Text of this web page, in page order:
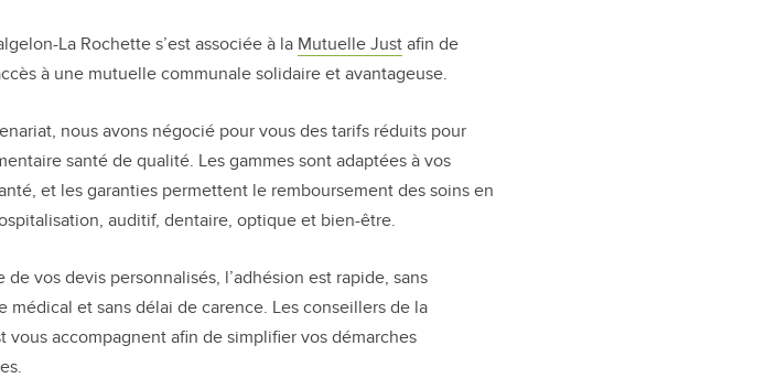
La Rochette s’est associée à la Mutuelle Justafin de
à une mutuelle communale solidaire et avantageuse.
nous avons négocié pour vous des tarifs réduits pour
santé de qualité. Les gammes sont adaptées à vos
et les garanties permettent le remboursement des soins en
auditif, dentaire, optique et bien-être.
de vos devis personnalisés, l’adhésion est rapide, sans
médical et sans délai de carence. Les conseillers de la
vous accompagnent afin de simplifier vos démarches